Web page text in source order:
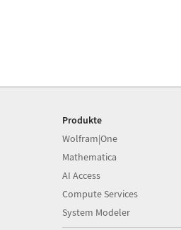
Produkte
Wolfram|One
Mathematica
AI Access
Compute Services
System Modeler